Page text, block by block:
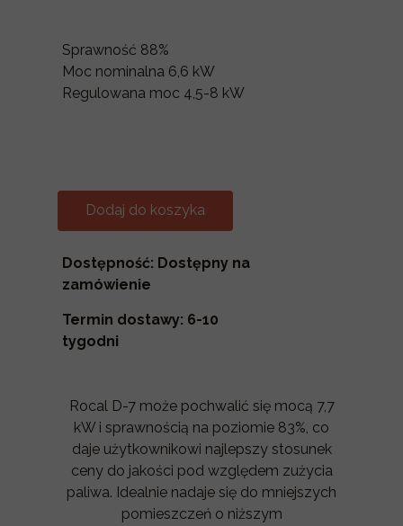
Dostępność: Dostępny na
zamówienie
Termin dostawy: 6-10
tygodni
Dodaj do koszyka
Sprawność 88%
Moc nominalna 6,6 kW
Regulowana moc 4,5-8 kW
Rocal D-7 może pochwalić się mocą 7,7
kW i sprawnością na poziomie 83%, co
daje użytkownikowi najlepszy stosunek
ceny do jakości pod względem zużycia
paliwa. Idealnie nadaje się do mniejszych
pomieszczeń o niższym